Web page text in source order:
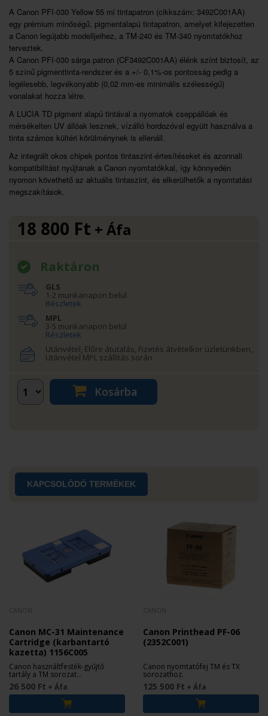
A Canon PFI-030 Yellow 55 ml tintapatron (cikkszám: 3492C001AA)
egy prémium minőségű, pigmentalapú tintapatron, amelyet kifejezetten
a Canon legújabb modelljeihez, a TM-240 és TM-340 nyomtatókhoz
terveztek.
A Canon PFI-030 sárga patron (CF3492C001AA) élénk színt biztosít, az
5 színű pigmenttinta-rendszer és a +/- 0,1%-os pontosság pedig a
legélesebb, legvékonyabb (0,02 mm-es minimális szélességű)
vonalakat hozza létre.
A LUCIA TD pigment alapú tintával a nyomatok cseppállóak és
mérsékelten UV állóak lesznek, vízálló hordozóval együtt használva a
tinta számos kültéri körülménynek is ellenáll.
Az integrált okos chipek pontos tintaszint-értesítéseket és azonnali
kompatibilitást nyújtanak a Canon nyomtatókkal, így könnyedén
nyomon követhető az aktuális tintaszint, és elkerülhetők a nyomtatási
megszakítások.
18 800 Ft + Áfa
Raktáron
GLS
1-2 munkanapon belül
Részletek
MPL
3-5 munkanapon belül
Részletek
Utánvétel, Előre átutalás, Fizetés átvételkor üzletünkben,
Utánvétel MPL szállítás során
Kosárba
KAPCSOLÓDÓ TERMÉKEK
Canon MC-31 Maintenance
Cartridge (karbantartó
kazetta) 1156C005
Canon használtfesték-gyűjtő
tartály a TM sorozat
nyomtatóihoz.
26 500 Ft + Áfa
Canon Printhead PF-06
(2352C001)
Canon nyomtatófej TM és TX
sorozathoz.
125 500 Ft + Áfa